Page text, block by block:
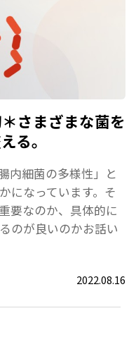
さまざまな菌を
る。
内細菌の多様性」と
になっています。そ
要なのか、具体的に
のが良いのかお話い
2022.08.16